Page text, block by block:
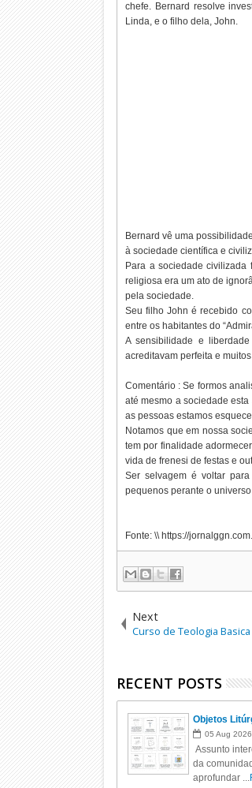
chefe. Bernard resolve
Linda, e o filho dela, John.
Bernard vê uma
à sociedade científica e
Para a sociedade
religiosa era um ato de
pela sociedade.
Seu filho John é recebido
entre os habitantes do
A sensibilidade e
acreditavam perfeita e
Comentário : Se formos
até mesmo a sociedade
as pessoas estamos
Notamos que em nossa
tem por finalidade
vida de frenesi de festas e
Ser selvagem é voltar
pequenos perante o
Fonte: \\ https://
Next
Curso de Teologia Basica
RECENT POSTS
Objetos
05 Aug 2026
Assunto
da
aprofundar ...